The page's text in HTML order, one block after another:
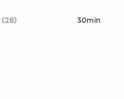
(28) 30min